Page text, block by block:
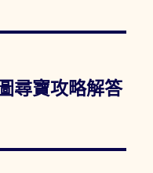
尋寶攻略解答